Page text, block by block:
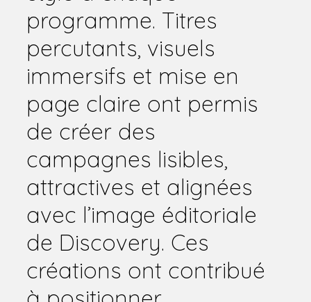
programme. Titres
percutants, visuels
immersifs et mise en
page claire ont permis
de créer des
campagnes lisibles,
attractives et alignées
avec l’image éditoriale
de Discovery. Ces
créations ont contribué